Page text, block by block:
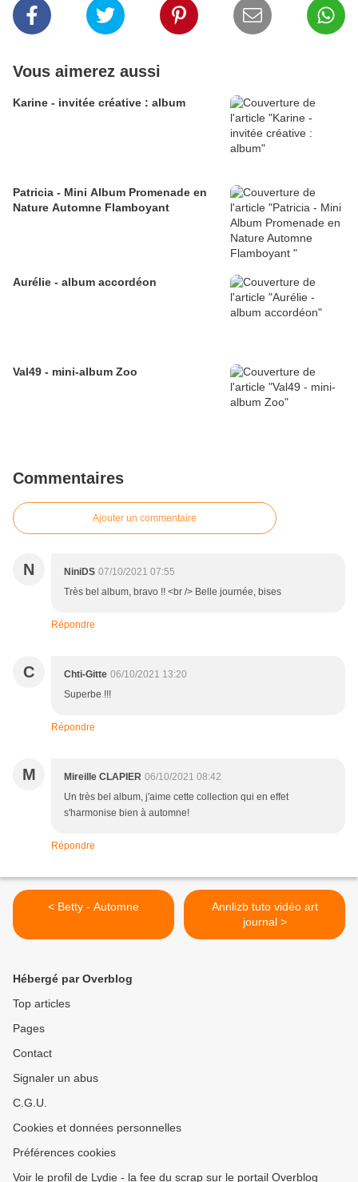
Vous aimerez aussi
Karine - invitée créative : album
Patricia - Mini Album Promenade en
Nature Automne Flamboyant
Aurélie - album accordéon
Val49 - mini-album Zoo
Commentaires
Ajouter un commentaire
N NiniDS 07/10/2021 07:55
Très bel album, bravo !! <br /> Belle journée, bises
Répondre
C Chti-Gitte 06/10/2021 13:20
Superbe !!!
Répondre
M Mireille CLAPIER 06/10/2021 08:42
Un très bel album, j'aime cette collection qui en effet
s'harmonise bien à automne!
Répondre
< Betty - Automne
Annlizb tuto vidéo art
journal >
Hébergé par Overblog
Top articles
Pages
Contact
Signaler un abus
C.G.U.
Cookies et données personnelles
Préférences cookies
Voir le profil de Lydie - la fee du scrap sur le portail Overblog